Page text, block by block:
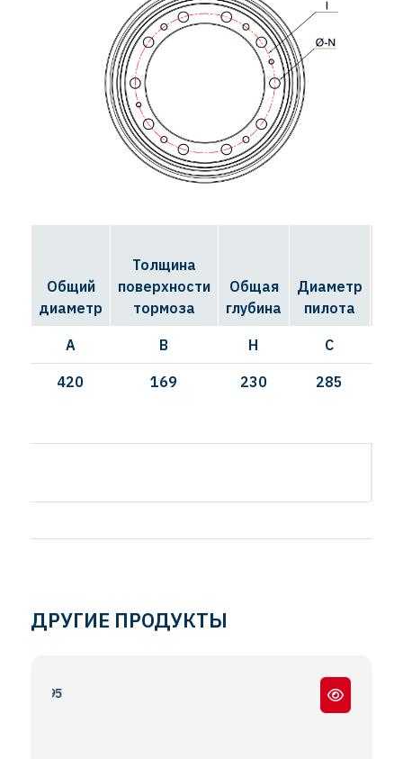
Общий
диаметр
Толщина
поверхности
тормоза
Общая
глубина
Диаметр
пилота
A B H C
420 169 230 285
ДРУГИЕ ПРОДУКТЫ